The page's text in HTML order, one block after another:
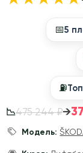
📅5
⛽️
📉475 244 ₽→
Модель: